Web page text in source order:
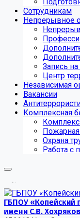
Сотрудникам
Непрерывное
Запись
Центр
Независимая
Вакансии
Комплексная
Пожарная
Охрана
Работа с
...
ГБПОУ «Копейский
имени С.В.